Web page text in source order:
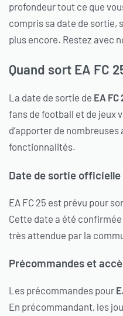
profondeur tout ce que
compris sa date de sortie,
plus encore. Restez avec
Quand sort EA FC
La date de sortie de EA FC
fans de football et de jeux
d’apporter de
fonctionnalités.
Date de sortie officielle
EA FC 25 est prévu pour
Cette date a été
très attendue par la
Précommandes et
Les précommandes pour
En précommandant, les